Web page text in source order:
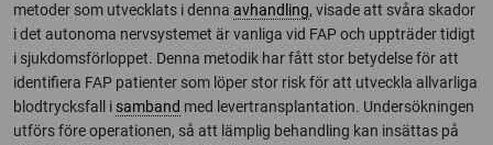
metoder som utvecklats i denna avhandling, visade att svåra skador
i det autonoma nervsystemet är vanliga vid FAP och uppträder tidigt
i sjukdomsförloppet. Denna metodik har fått stor betydelse för att
identifiera FAP patienter som löper stor risk för att utveckla allvarliga
blodtrycksfall i samband med levertransplantation. Undersökningen
utförs före operationen, så att lämplig behandling kan insättas på